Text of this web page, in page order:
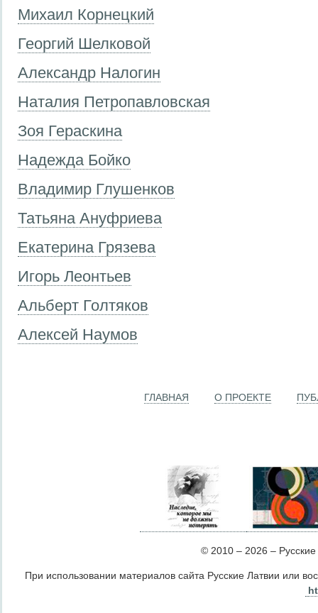
Михаил Корнецкий
Георгий Шелковой
Александр Налогин
Наталия Петропавловская
Зоя Гераскина
Надежда Бойко
Владимир Глушенков
Татьяна Ануфриева
Екатерина Грязева
Игорь Леонтьев
Альберт Голтяков
Алексей Наумов
ГЛАВНАЯ О ПРОЕКТЕ
© 2010 – 2026 –
При использовании материалов сайта Русские Латвии или